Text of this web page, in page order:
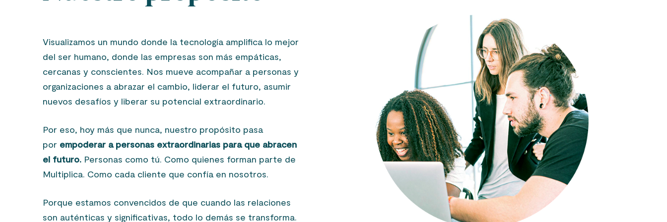
Visualizamos un mundo donde la tecnología amplifica lo mejor
del ser humano, donde las empresas son más empáticas,
cercanas y conscientes. Nos mueve acompañar a personas y
organizaciones a abrazar el cambio, liderar el futuro, asumir
nuevos desafíos y liberar su potencial extraordinario.
Por eso, hoy más que nunca, nuestro propósito pasa
por empoderar a personas extraordinarias para que abracen
el futuro. Personas como tú. Como quienes forman parte de
Multiplica. Como cada cliente que confía en nosotros.
Porque estamos convencidos de que cuando las relaciones
son auténticas y significativas, todo lo demás se transforma.